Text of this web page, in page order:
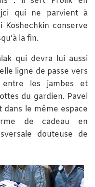
qui ne parvient à
Koshechkin conserve
la fin.
qui devra lui aussi
ligne de passe vers
les jambes et
du gardien. Pavel
le même espace
de cadeau en
douteuse de